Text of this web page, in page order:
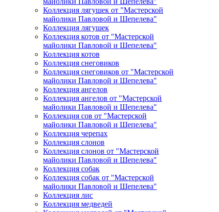
Коллекция лягушек от "Мастерской
майолики Павловой и Шепелева"
Коллекция лягушек
Коллекция котов от "Мастерской
майолики Павловой и Шепелева"
Коллекция котов
Коллекция снеговиков
Коллекция снеговиков от "Мастерской
майолики Павловой и Шепелева"
Коллекция ангелов
Коллекция ангелов от "Мастерской
майолики Павловой и Шепелева"
Коллекция сов от "Мастерской
майолики Павловой и Шепелева"
Коллекция черепах
Коллекция слонов
Коллекция слонов от "Мастерской
майолики Павловой и Шепелева"
Коллекция собак
Коллекция собак от "Мастерской
майолики Павловой и Шепелева"
Коллекция лис
Коллекция медведей